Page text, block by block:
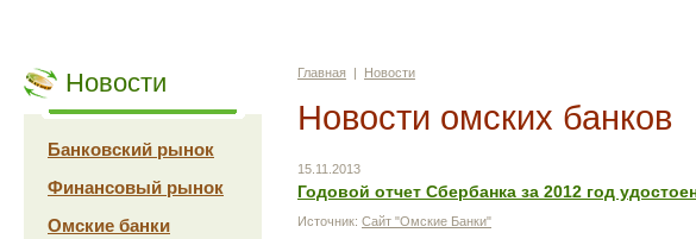
Новости
Банковский рынок
Финансовый рынок
Омские банки
Главная | Новости
Новости омских банков
15.11.2013
Годовой отчет Сбербанка за 2012 год
Источник: Сайт "Омские Банки"